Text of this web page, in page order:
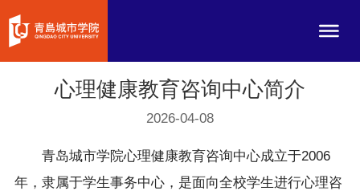
心理健康教育咨询中心简介
2026-04-08
青岛城市学院心理健康教育咨询中心成立于2006
年，隶属于学生事务中心，是面向全校学生进行心理咨